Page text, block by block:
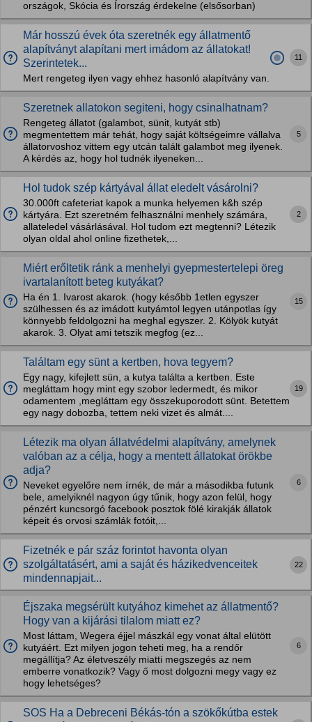
országok, Skócia és Írország érdekelne (elsősorban)
Már hosszú évek óta szeretnék egy állatmentő
alapítványt alapítani mert imádom az állatokat!
Szerintetek...
Mert rengeteg ilyen vagy ehhez hasonló alapítvány van.
11
Szeretnek allatokon segiteni, hogy csinalhatnam?
Rengeteg állatot (galambot, sünit, kutyát stb)
megmentettem már tehát, hogy saját költségeimre vállalva
állatorvoshoz vittem egy utcán talált galambot meg ilyenek.
A kérdés az, hogy hol tudnék ilyeneken...
5
Hol tudok szép kártyával állat eledelt vásárolni?
30.000ft cafeteriat kapok a munka helyemen k&h szép
kártyára. Ezt szeretném felhasználni menhely számára,
allateledel vásárlásával. Hol tudom ezt megtenni? Létezik
olyan oldal ahol online fizethetek,...
2
Miért erőltetik ránk a menhelyi gyepmestertelepi öreg
ivartalanított beteg kutyákat?
Ha én 1. Ivarost akarok. (hogy később 1etlen egyszer
szülhessen és az imádott kutyámtol legyen utánpotlas így
könnyebb feldolgozni ha meghal egyszer. 2. Kölyök kutyát
akarok. 3. Olyat ami tetszik megfog (ez...
15
Találtam egy sünt a kertben, hova tegyem?
Egy nagy, kifejlett sün, a kutya találta a kertben. Este
megláttam hogy mint egy szobor ledermedt, és mikor
odamentem ,megláttam egy összekuporodott sünt. Betettem
egy nagy dobozba, tettem neki vizet és almát....
19
Létezik ma olyan állatvédelmi alapítvány, amelynek
valóban az a célja, hogy a mentett állatokat örökbe
adja?
Neveket egyelőre nem írnék, de már a másodikba futunk
bele, amelyiknél nagyon úgy tűnik, hogy azon felül, hogy
pénzért kuncsorgó facebook posztok fölé kirakják állatok
képeit és orvosi számlák fotóit,...
6
Fizetnék e pár száz forintot havonta olyan
szolgáltatásért, ami a saját és házikedvenceitek
mindennapjait...
22
Éjszaka megsérült kutyához kimehet az állatmentő?
Hogy van a kijárási tilalom miatt ez?
Most láttam, Wegera éjjel mászkál egy vonat által elütött
kutyáért. Ezt milyen jogon teheti meg, ha a rendőr
megállítja? Az életveszély miatti megszegés az nem
emberre vonatkozik? Vagy ő most dolgozni megy vagy ez
hogy lehetséges?
6
SOS Ha a Debreceni Békás-tón a szökőkútba estek